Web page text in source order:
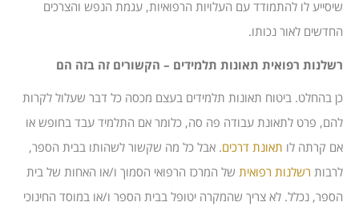
שיסייע לו להתמודד עם העלויות הרפואיות, עגמת הנפש והצרכים
החדשים לאור נכותו.
רשלנות רפואית תאונות תלמידים – הקשורים זה בזה הם
כן בהחלט. ביטוח תאונות תלמידים בעצם מכסה כל דבר שעלול לקרות
להם, פרט לתאונת עבודה פה סה, כלומר אם התלמיד עבד בחופש או
אם קרתה לו תאונת דרכים. אבל כל מה שקשור לשהותו בבית הספר,
לרבות רשלנות רפואית של המרכז הרפואי הסמוך ו/או האחות של בית
הספר, נכלל. לא צריך שהמקרה יטופל בבית הספר ו/או במוסד החינוכי